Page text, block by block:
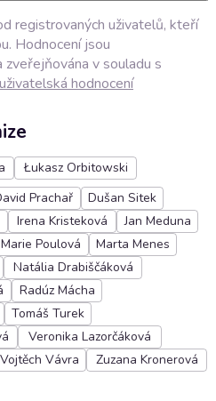
registrovaných uživatelů, kteří
Hodnocení jsou
zveřejňována v souladu s
hodnocení
Łukasz Orbitowski
Prachař
Dušan Sitek
Irena Kristeková
Jan Meduna
Marie Poulová
Marta Menes
Natália Drabiščáková
Radúz Mácha
Tomáš Turek
Veronika Lazorčáková
Vojtěch Vávra
Zuzana Kronerová